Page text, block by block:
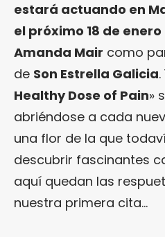
estará actuando en
el próximo 18 de enero
Amanda Mair como
de Son Estrella Galicia
Healthy Dose of Pain»
abriéndose a cada
una flor de la que
descubrir fascinantes
aquí quedan las
nuestra primera cita…